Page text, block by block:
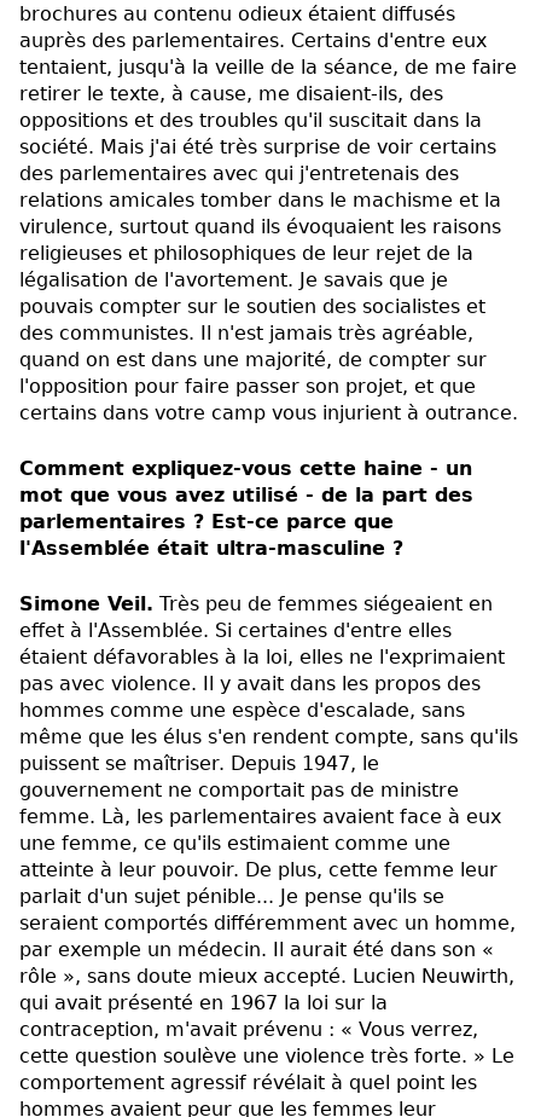
brochures au contenu odieux étaient diffusés
auprès des parlementaires. Certains d'entre eux
tentaient, jusqu'à la veille de la séance, de me faire
retirer le texte, à cause, me disaient-ils, des
oppositions et des troubles qu'il suscitait dans la
société. Mais j'ai été très surprise de voir certains
des parlementaires avec qui j'entretenais des
relations amicales tomber dans le machisme et la
virulence, surtout quand ils évoquaient les raisons
religieuses et philosophiques de leur rejet de la
légalisation de l'avortement. Je savais que je
pouvais compter sur le soutien des socialistes et
des communistes. Il n'est jamais très agréable,
quand on est dans une majorité, de compter sur
l'opposition pour faire passer son projet, et que
certains dans votre camp vous injurient à outrance.
Comment expliquez-vous cette haine - un
mot que vous avez utilisé - de la part des
parlementaires ? Est-ce parce que
l'Assemblée était ultra-masculine ?
Simone Veil. Très peu de femmes siégeaient en
effet à l'Assemblée. Si certaines d'entre elles
étaient défavorables à la loi, elles ne l'exprimaient
pas avec violence. Il y avait dans les propos des
hommes comme une espèce d'escalade, sans
même que les élus s'en rendent compte, sans qu'ils
puissent se maîtriser. Depuis 1947, le
gouvernement ne comportait pas de ministre
femme. Là, les parlementaires avaient face à eux
une femme, ce qu'ils estimaient comme une
atteinte à leur pouvoir. De plus, cette femme leur
parlait d'un sujet pénible... Je pense qu'ils se
seraient comportés différemment avec un homme,
par exemple un médecin. Il aurait été dans son «
rôle », sans doute mieux accepté. Lucien Neuwirth,
qui avait présenté en 1967 la loi sur la
contraception, m'avait prévenu : « Vous verrez,
cette question soulève une violence très forte. » Le
comportement agressif révélait à quel point les
hommes avaient peur que les femmes leur